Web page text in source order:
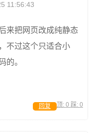
11:56:43
来把网页改成纯静态
不过这个只适合小
的。
顶: 0 踩: 0
回复